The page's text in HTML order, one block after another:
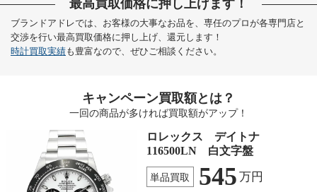
最高買取価格に押し上げます！
ブランドアドレでは、お客様の大事なお品を、専任のプロが各専門店と
交渉を行い最高買取価格に押し上げ、還元します！
時計買取実績も豊富なので、ぜひご相談ください。
キャンペーン買取額とは？
一回の商品が多ければ買取額がアップ！
ロレックス デイトナ
116500LN 白文字盤
単品買取 545 万円